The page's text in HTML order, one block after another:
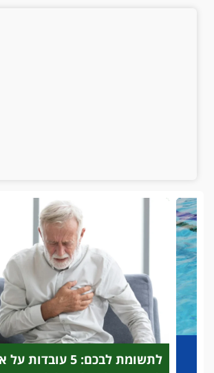
לתשומת לבכם: 5 עובדות